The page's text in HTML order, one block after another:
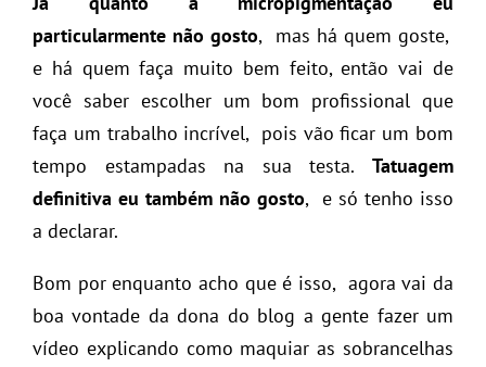
particularmente não gosto, mas há quem goste,
e há quem faça muito bem feito, então vai de
você saber escolher um bom profissional que
faça um trabalho incrível, pois vão ficar um bom
tempo estampadas na sua testa. Tatuagem
definitiva eu também não gosto, e só tenho isso
a declarar.
Bom por enquanto acho que é isso, agora vai da
boa vontade da dona do blog a gente fazer um
vídeo explicando como maquiar as sobrancelhas